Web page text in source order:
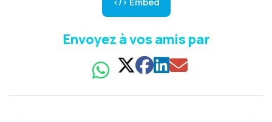
Envoyez à vos amis par